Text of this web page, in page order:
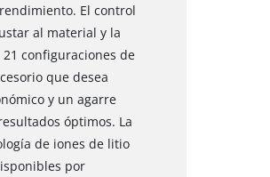
El control
al material y la
configuraciones de
que desea
y un agarre
óptimos. La
de iones de litio
por